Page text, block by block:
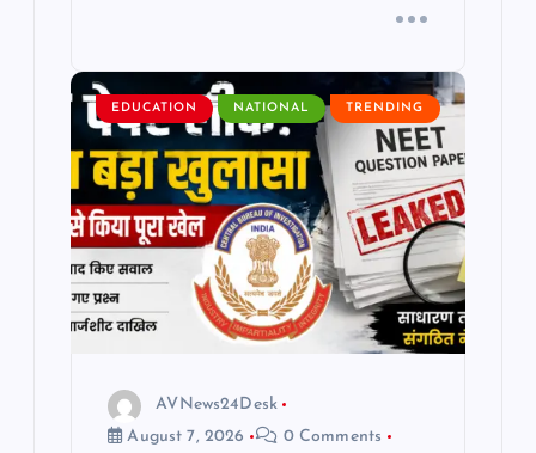
EDUCATION NATIONAL TRENDING
AVNews24Desk
August 7, 2026
0 Comments